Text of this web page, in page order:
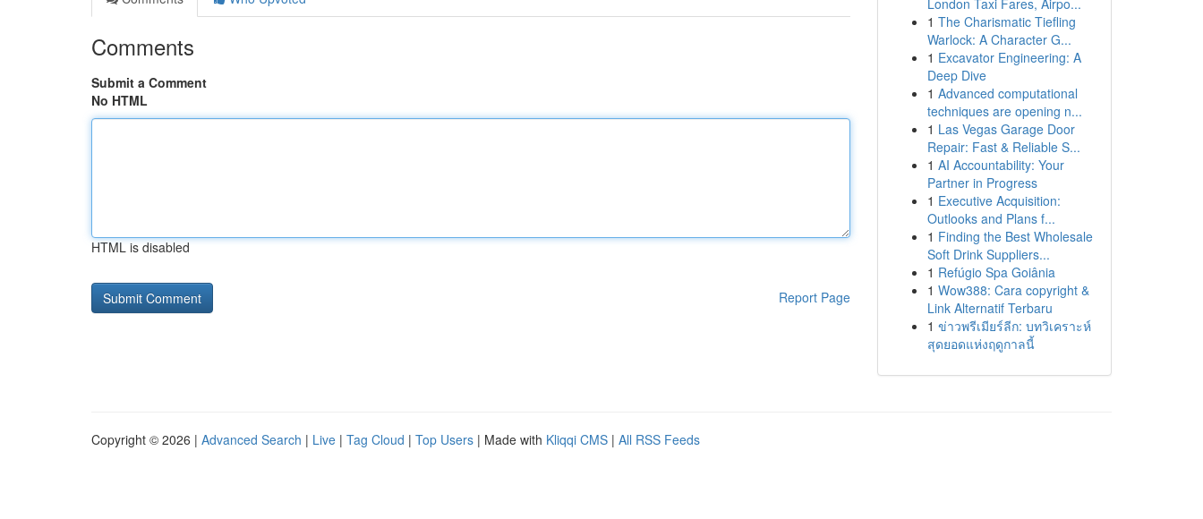
Comments
Submit a Comment
No HTML
HTML is disabled
Report Page
London Taxi Fares, Airpo...
1 The Charismatic Tiefling
Warlock: A Character G...
1 Excavator Engineering: A
Deep Dive
1 Advanced computational
techniques are opening n...
1 Las Vegas Garage Door
Repair: Fast & Reliable S...
1 AI Accountability: Your
Partner in Progress
1 Executive Acquisition:
Outlooks and Plans f...
1 Finding the Best Wholesale
Soft Drink Suppliers...
1 Refúgio Spa Goiânia
1 Wow388: Cara copyright &
Link Alternatif Terbaru
1 ข่าวพรีเมียร์ลีก: บทวิเคราะห์
สุดยอดแห่งฤดูกาลนี้
Copyright © 2026 | Advanced Search | Live | Tag Cloud | Top Users | Made with Kliqqi CMS | All RSS Feeds